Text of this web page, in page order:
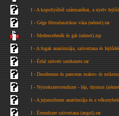
I - A kopoltyúbél származékai, a nyelv
I - Gége fibroelasztikus váza (német).rar
I - Medencefenék és gát (német).zip
I - A fogak anatómiája, szövettana és
I - Érfal szöveti szerkezete.rar
I - Duodenum és pancreas makro- és
I - Nyirokszervrendszer - lép, thymus
I - A jejunoileum anatómiája és a
I - Érrendszer szövettana (angol).rar